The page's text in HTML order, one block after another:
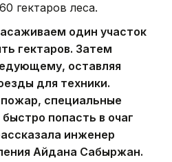
гектаров леса.
один участок
гектаров. Затем
оставляя
для техники.
пожар, специальные
попасть в очаг
инженер
Айдана Сабыржан.